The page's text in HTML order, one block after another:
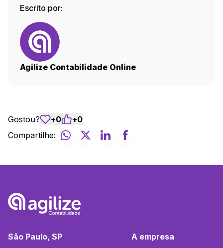
Escrito por:
Agilize Contabilidade Online
Gostou? +0 +0
Compartilhe:
São Paulo, SP A empresa